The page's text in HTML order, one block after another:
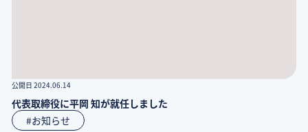
公開日 2024.06.14
代表取締役に平岡 知が就任しました
#お知らせ